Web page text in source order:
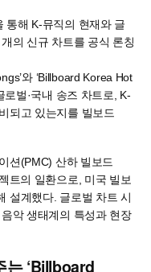
통해 K-뮤직의 현재와 글
의 신규 차트를 공식 론칭
와 ‘Billboard Korea Hot
벌·국내 송즈 차트로, K-
되고 있는지를 빌보드
션(PMC) 산하 빌보드
트의 일환으로, 미국 빌보
설계했다. 글로벌 차트 시
악 생태계의 특성과 현장
는 ‘Billboard